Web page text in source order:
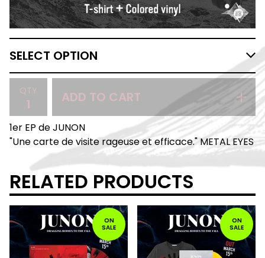
QTY ADD TO CART
1er EP de JUNON
"Une carte de visite rageuse et efficace." METAL EYES
RELATED PRODUCTS
ON
SALE
ON
SALE